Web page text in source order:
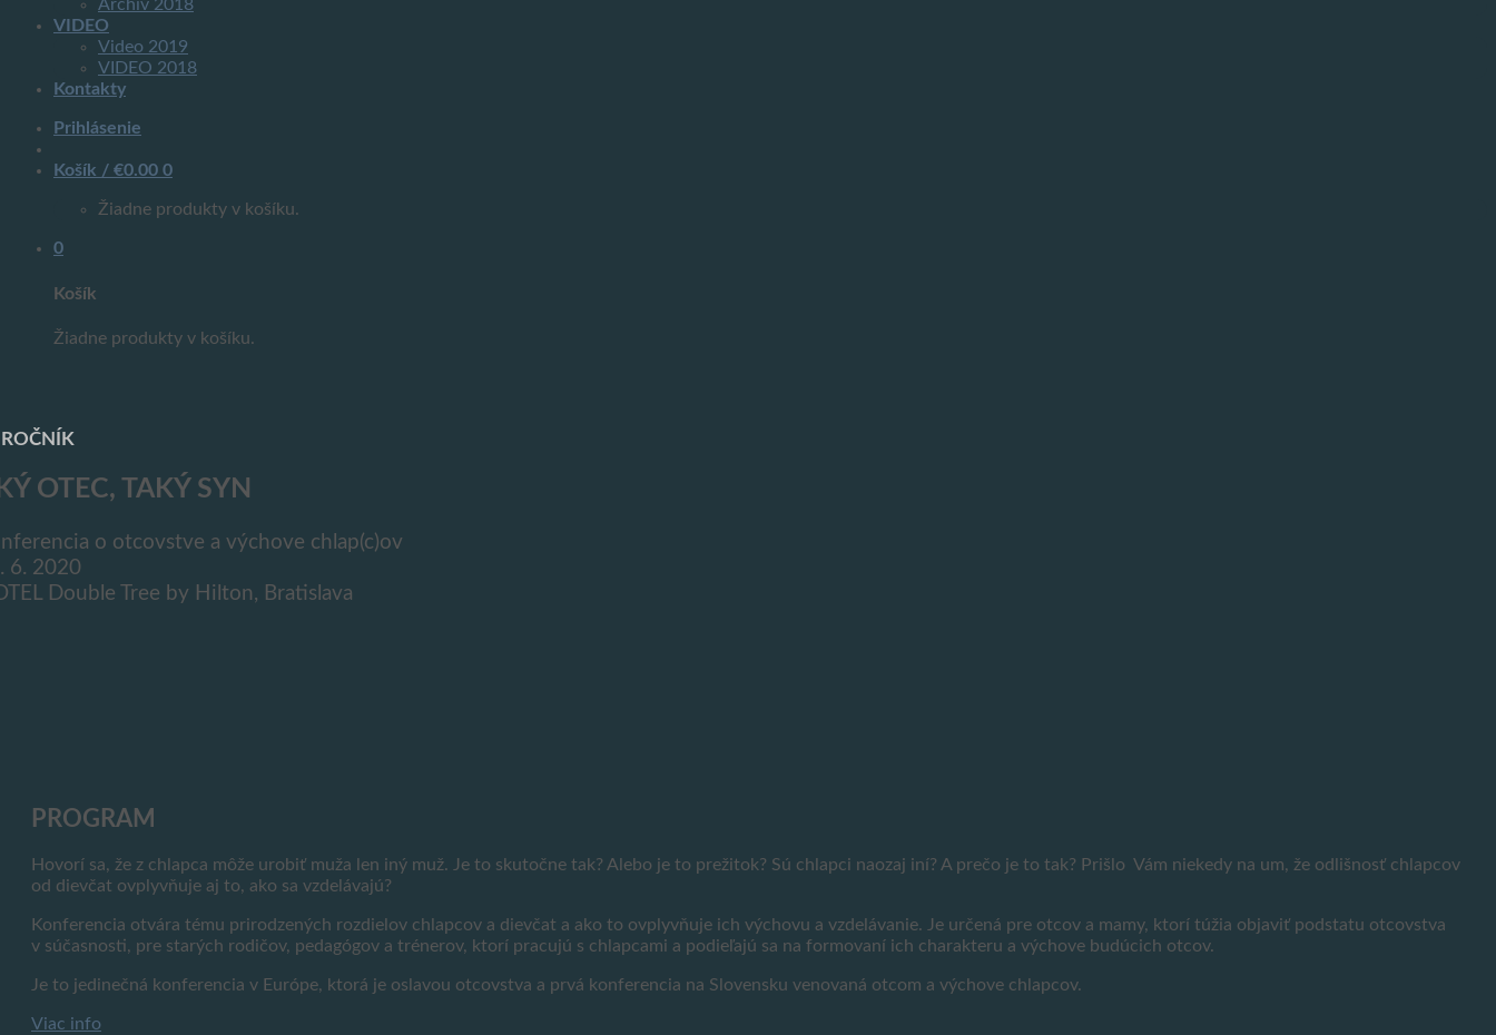
Archív 2018
VIDEO
Video 2019
VIDEO 2018
Kontakty
Prihlásenie
Košík / €0.00 0
Žiadne produkty v košíku.
0
Košík
Žiadne produkty v košíku.
OTEC, TAKÝ SYN
o otcovstve a výchove chlap(c)ov
6. 2020
Double Tree by Hilton, Bratislava
PROGRAM
Hovorí sa, že z chlapca môže urobiť muža len iný muž. Je to skutočne tak? Alebo je to prežitok? Sú chlapci naozaj iní? A prečo je to tak? Prišlo Vám niekedy na um, že odlišnosť chlapcov
od dievčat ovplyvňuje aj to, ako sa vzdelávajú?
Konferencia otvára tému prirodzených rozdielov chlapcov a dievčat a ako to ovplyvňuje ich výchovu a vzdelávanie. Je určená pre otcov a mamy, ktorí túžia objaviť podstatu otcovstva
v súčasnosti, pre starých rodičov, pedagógov a trénerov, ktorí pracujú s chlapcami a podieľajú sa na formovaní ich charakteru a výchove budúcich otcov.
Je to jedinečná konferencia v Európe, ktorá je oslavou otcovstva a prvá konferencia na Slovensku venovaná otcom a výchove chlapcov.
Viac info